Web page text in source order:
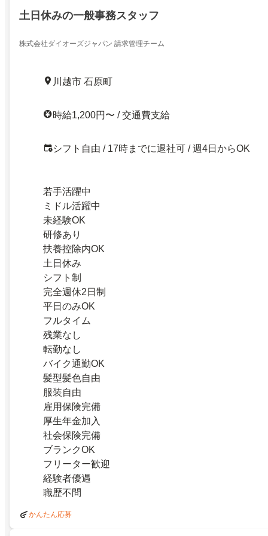
土日休みの一般事務スタッフ
株式会社ダイオーズジャパン 請求管理チーム
川越市 石原町
時給1,200円〜 / 交通費支給
シフト自由 / 17時までに退社可 / 週4日からOK
若手活躍中
ミドル活躍中
未経験OK
研修あり
扶養控除内OK
土日休み
シフト制
完全週休2日制
平日のみOK
フルタイム
残業なし
転勤なし
バイク通勤OK
髪型髪色自由
服装自由
雇用保険完備
厚生年金加入
社会保険完備
ブランクOK
フリーター歓迎
経験者優遇
職歴不問
かんたん応募